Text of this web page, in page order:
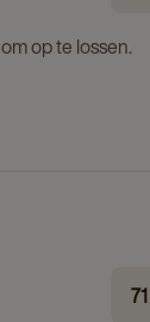
op te lossen.
71